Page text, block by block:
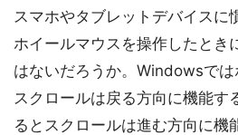
スマホやタブレットデバイス
ホイールマウスを操作したとき
はないだろうか。Windowsでは
スクロールは戻る方向に機能す
るとスクロールは進む方向に機